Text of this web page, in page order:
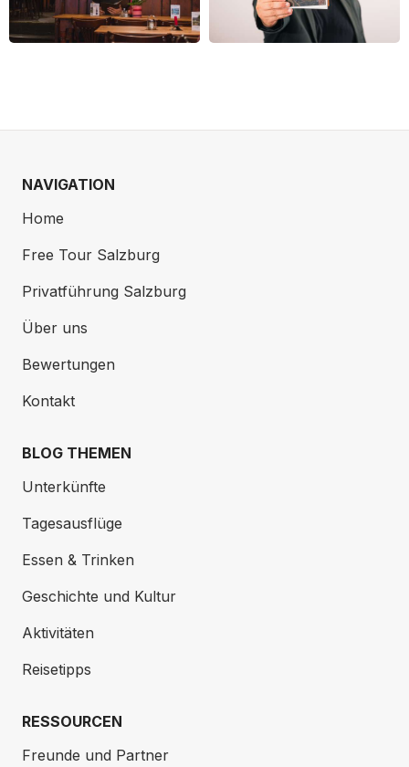
NAVIGATION
Home
Free Tour Salzburg
Privatführung Salzburg
Über uns
Bewertungen
Kontakt
BLOG THEMEN
Unterkünfte
Tagesausflüge
Essen & Trinken
Geschichte und Kultur
Aktivitäten
Reisetipps
RESSOURCEN
Freunde und Partner